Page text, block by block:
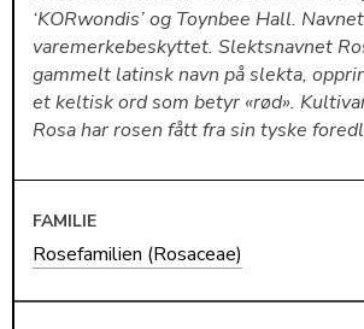
‘KORwondis’ og Toynbee Hall.
varemerkebeskyttet. Slektsnavnet
gammelt latinsk navn på slekta,
et keltisk ord som betyr «rød».
Rosa har rosen fått fra sin tyske
FAMILIE
Rosefamilien (Rosaceae)